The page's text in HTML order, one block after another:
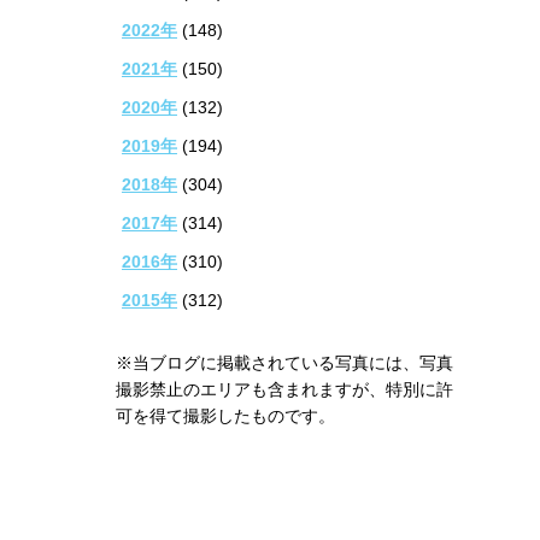
2022年 (148)
2021年 (150)
2020年 (132)
2019年 (194)
2018年 (304)
2017年 (314)
2016年 (310)
2015年 (312)
※当ブログに掲載されている写真には、写真
撮影禁止のエリアも含まれますが、特別に許
可を得て撮影したものです。